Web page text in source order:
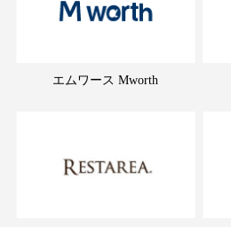
エムワース Mworth